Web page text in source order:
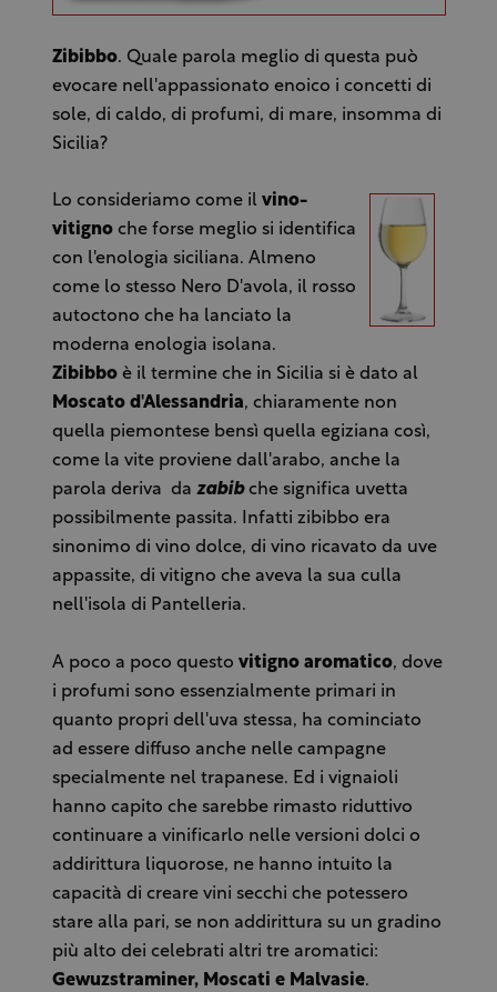
Zibibbo. Quale parola meglio di questa può
evocare nell'appassionato enoico i concetti di
sole, di caldo, di profumi, di mare, insomma di
Sicilia?
Lo consideriamo come il vino-
vitignoche forse meglio si identifica
con l'enologia siciliana. Almeno
come lo stesso Nero D'avola, il rosso
autoctono che ha lanciato la
moderna enologia isolana.
Zibibboè il termine che in Sicilia si è dato al
Moscato d'Alessandria, chiaramente non
quella piemontese bensì quella egiziana così,
come la vite proviene dall'arabo, anche la
parola deriva da zabibche significa uvetta
possibilmente passita. Infatti zibibbo era
sinonimo di vino dolce, di vino ricavato da uve
appassite, di vitigno che aveva la sua culla
nell'isola di Pantelleria.
A poco a poco questo vitigno aromatico, dove
i profumi sono essenzialmente primari in
quanto propri dell'uva stessa, ha cominciato
ad essere diffuso anche nelle campagne
specialmente nel trapanese. Ed i vignaioli
hanno capito che sarebbe rimasto riduttivo
continuare a vinificarlo nelle versioni dolci o
addirittura liquorose, ne hanno intuito la
capacità di creare vini secchi che potessero
stare alla pari, se non addirittura su un gradino
più alto dei celebrati altri tre aromatici:
Gewuzstraminer, Moscati e Malvasie.